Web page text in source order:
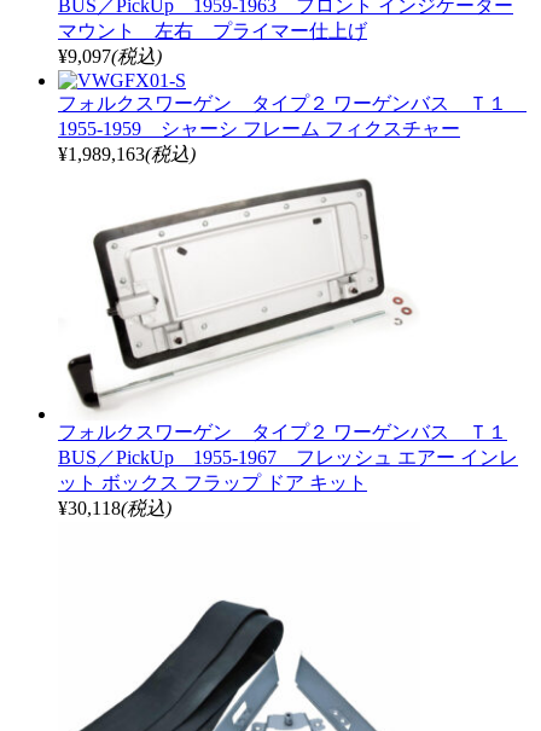
BUS／PickUp 1959-1963 フロント インジケーター
マウント 左右 プライマー仕上げ
¥9,097(税込)
フォルクスワーゲン タイプ２ ワーゲンバス Ｔ１
1955-1959 シャーシ フレーム フィクスチャー
¥1,989,163(税込)
フォルクスワーゲン タイプ２ ワーゲンバス Ｔ１
BUS／PickUp 1955-1967 フレッシュ エアー インレ
ット ボックス フラップ ドア キット
¥30,118(税込)